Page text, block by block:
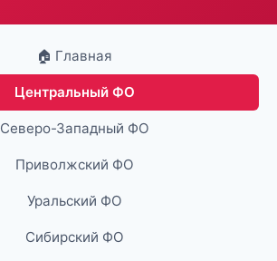
🏠 Главная
Центральный ФО
Северо-Западный ФО
Приволжский ФО
Уральский ФО
Сибирский ФО